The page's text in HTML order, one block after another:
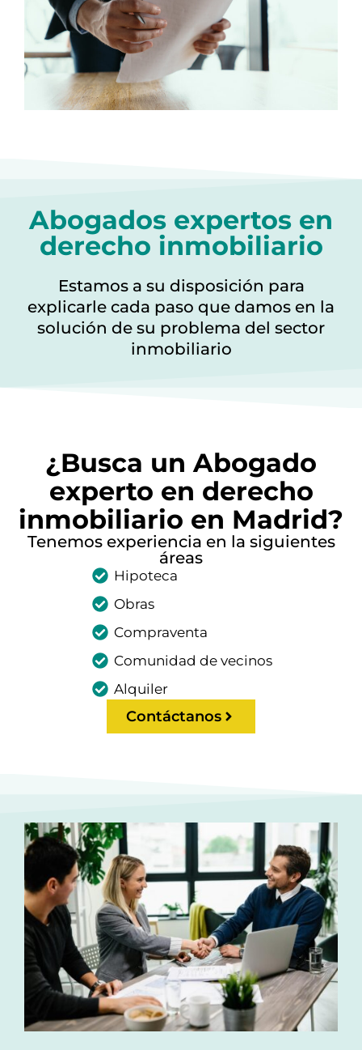
Abogados expertos en
derecho inmobiliario
Estamos a su disposición para
explicarle cada paso que damos en la
solución de su problema del sector
inmobiliario
¿Busca un Abogado
experto en derecho
inmobiliario en Madrid?
Tenemos experiencia en la siguientes
áreas
Hipoteca
Obras
Compraventa
Comunidad de vecinos
Alquiler
Contáctanos